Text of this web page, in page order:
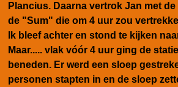
Plancius. Daarna vertrok Jan met
de "Sum" die om 4 uur zou
Ik bleef achter en stond te kijken
Maar..... vlak vóór 4 uur ging de
beneden. Er werd een sloep
personen stapten in en de sloep